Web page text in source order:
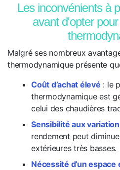
Les inconvénients à
avant d'opter
Malgré ses nombreux
thermodynamique présente
Coût d’achat élevé : le
thermodynamique est
celui des chaudières
Sensibilité aux
rendement peut
extérieures très basses.
Nécessité d’un